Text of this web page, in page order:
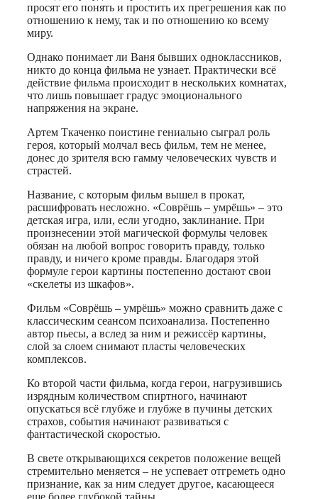
просят его понять и простить их прегрешения как по
отношению к нему, так и по отношению ко всему
миру.
Однако понимает ли Ваня бывших одноклассников,
никто до конца фильма не узнает. Практически всё
действие фильма происходит в нескольких комнатах,
что лишь повышает градус эмоционального
напряжения на экране.
Артем Ткаченко поистине гениально сыграл роль
героя, который молчал весь фильм, тем не менее,
донес до зрителя всю гамму человеческих чувств и
страстей.
Название, с которым фильм вышел в прокат,
расшифровать несложно. «Соврёшь – умрёшь» – это
детская игра, или, если угодно, заклинание. При
произнесении этой магической формулы человек
обязан на любой вопрос говорить правду, только
правду, и ничего кроме правды. Благодаря этой
формуле герои картины постепенно достают свои
«скелеты из шкафов».
Фильм «Соврёшь – умрёшь» можно сравнить даже с
классическим сеансом психоанализа. Постепенно
автор пьесы, а вслед за ним и режиссёр картины,
слой за слоем снимают пласты человеческих
комплексов.
Ко второй части фильма, когда герои, нагрузившись
изрядным количеством спиртного, начинают
опускаться всё глубже и глубже в пучины детских
страхов, события начинают развиваться с
фантастической скоростью.
В свете открывающихся секретов положение вещей
стремительно меняется – не успевает отгреметь одно
признание, как за ним следует другое, касающееся
еще более глубокой тайны.